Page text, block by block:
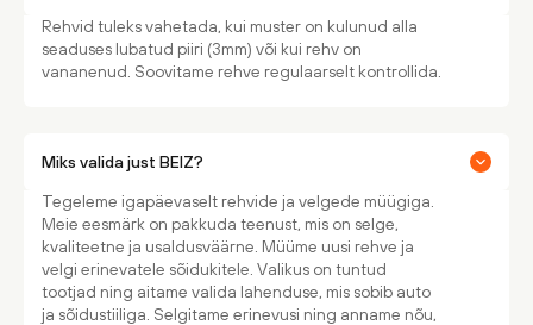
Rehvid tuleks vahetada, kui muster on kulunud alla
seaduses lubatud piiri (3mm) või kui rehv on
vananenud. Soovitame rehve regulaarselt kontrollida.
Miks valida just BEIZ?
Tegeleme igapäevaselt rehvide ja velgede müügiga.
Meie eesmärk on pakkuda teenust, mis on selge,
kvaliteetne ja usaldusväärne. Müüme uusi rehve ja
velgi erinevatele sõidukitele. Valikus on tuntud
tootjad ning aitame valida lahenduse, mis sobib auto
ja sõidustiiliga. Selgitame erinevusi ning anname nõu,